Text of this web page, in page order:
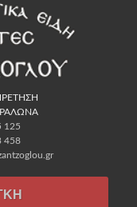
125
458